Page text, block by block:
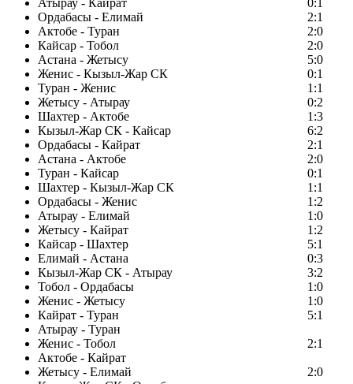
Атырау - Кайрат
0:1
Ордабасы - Елимай
2:1
Актобе - Туран
2:0
Кайсар - Тобол
2:0
Астана - Жетысу
5:0
Женис - Кызыл-Жар СК
0:1
Туран - Женис
1:1
Жетысу - Атырау
0:2
Шахтер - Актобе
1:3
Кызыл-Жар СК - Кайсар
6:2
Ордабасы - Кайрат
2:1
Астана - Актобе
2:0
Туран - Кайсар
0:1
Шахтер - Кызыл-Жар СК
1:1
Ордабасы - Женис
1:2
Атырау - Елимай
1:0
Жетысу - Кайрат
1:2
Кайсар - Шахтер
5:1
Елимай - Астана
0:3
Кызыл-Жар СК - Атырау
3:2
Тобол - Ордабасы
1:0
Женис - Жетысу
1:0
Кайрат - Туран
5:1
Атырау - Туран
Женис - Тобол
2:1
Актобе - Кайрат
Жетысу - Елимай
2:0